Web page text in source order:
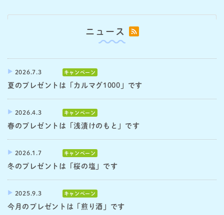
ニュース
2026.7.3 キャンペーン
夏のプレゼントは「カルマグ1000」です
2026.4.3 キャンペーン
春のプレゼントは「浅漬けのもと」です
2026.1.7 キャンペーン
冬のプレゼントは「桜の塩」です
2025.9.3 キャンペーン
今月のプレゼントは「煎り酒」です